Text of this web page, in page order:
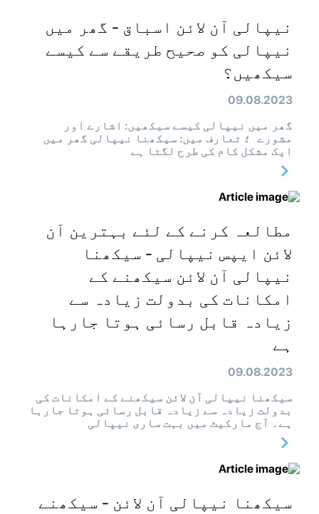
نیپالی آن لائن اسباق - گھر میں
نیپالی کو صحیح طریقے سے کیسے
سیکھیں؟
09.08.2023
گھر میں نیپالی کیسے سیکھیں: اشارے اور
مشورے ؛ تعارف میں: سیکھنا نیپالی گھر میں
ایک مشکل کام کی طرح لگتا ہے
مطالعہ کرنے کے لئے بہترین آن
لائن ایپس نیپالی - سیکھنا
نیپالی آن لائن سیکھنے کے
امکانات کی بدولت زیادہ سے
زیادہ قابل رسائی ہوتا جارہا
ہے
09.08.2023
سیکھنا نیپالی آن لائن سیکھنے کے امکانات کی
بدولت زیادہ سے زیادہ قابل رسائی ہوتا جارہا
ہے۔ آج مارکیٹ میں بہت ساری نیپالی
سیکھنا نیپالی آن لائن - سیکھنے